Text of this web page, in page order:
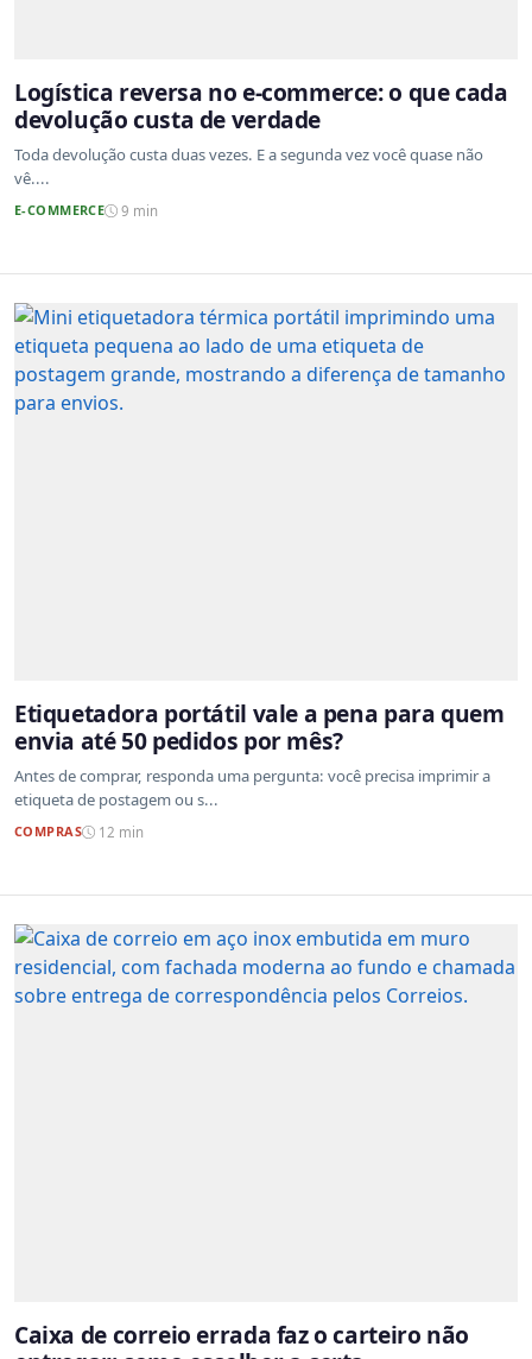
Logística reversa no e-commerce: o que cada
devolução custa de verdade
Toda devolução custa duas vezes. E a segunda vez você quase não
vê....
E-COMMERCE 9 min
Etiquetadora portátil vale a pena para quem
envia até 50 pedidos por mês?
Antes de comprar, responda uma pergunta: você precisa imprimir a
etiqueta de postagem ou s...
COMPRAS 12 min
Caixa de correio errada faz o carteiro não